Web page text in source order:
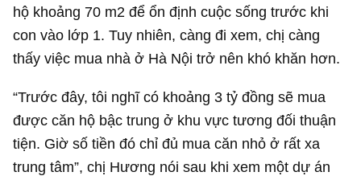
hộ khoảng 70 m2 để ổn định cuộc sống trước khi
con vào lớp 1. Tuy nhiên, càng đi xem, chị càng
thấy việc mua nhà ở Hà Nội trở nên khó khăn hơn.
“Trước đây, tôi nghĩ có khoảng 3 tỷ đồng sẽ mua
được căn hộ bậc trung ở khu vực tương đối thuận
tiện. Giờ số tiền đó chỉ đủ mua căn nhỏ ở rất xa
trung tâm”, chị Hương nói sau khi xem một dự án